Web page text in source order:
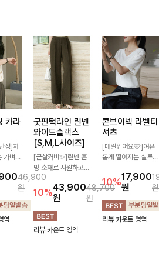
카라
정]차
가벼운
기 좋은
- 심플
래식한
테일을
오피
46,900
원
역
굿핀턱라인 린넨
와이드슬랙스
[S,M,L사이즈]
[군살커버✨]린넨 혼
방 소재로 시원하고
쾌적하게 즐기기 좋은
와이드 슬랙스입니다.
핀턱 디테일과 여유로
운 와이드 핏이 더해
져 길고 멋스러운 실
루엣을 완성해드려
10%43,900
원
48,700
원
리뷰 카운트 영역
콘브이넥 라벨티
셔츠
[매일입어요🩵]여유
롭게 떨어지는 실루엣
자인으로 데일리하게
즐기기 좋은 티셔츠-
소매 라벨 디테일이
은은한 포인트를 더해
심플하면서도 센스 있
10%17,900
원
원
리뷰 카운트 영역